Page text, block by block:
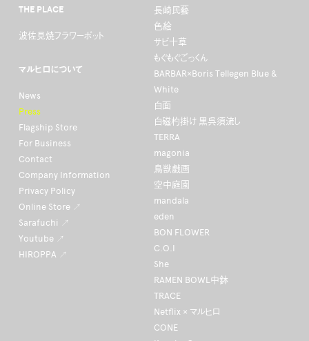
長崎民藝
色絵
サビ十草
もぐもぐごっくん
BARBAR×Boris Tellegen Blue &
White
白面
白磁杓掛け 黒呉須流し
TERRA
magonia
鳥獣戯画
空中庭園
mandala
eden
BON FLOWER
C.O.I
She
RAMEN BOWL中鉢
TRACE
Netflix × マルヒロ
CONE
THE PLACE
波佐見焼フラワーポット
マルヒロについて
News
Press
Flagship Store
For Business
Contact
Company Information
Privacy Policy
Online Store ↗
Sarafuchi ↗
Youtube ↗
HIROPPA ↗